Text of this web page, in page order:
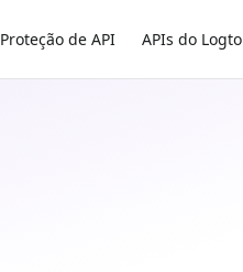
Proteção de API APIs do Logto